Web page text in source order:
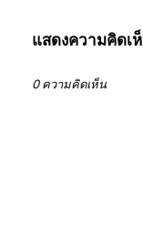
แสดงความคิดเ
0 ความคิดเห็น